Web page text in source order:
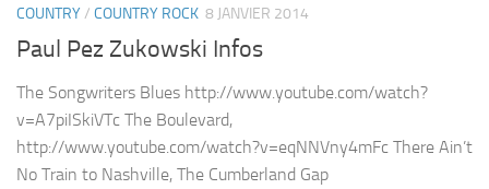
COUNTRY/ COUNTRY ROCK 8 JANVIER 2014
Paul Pez Zukowski Infos
The Songwriters Blues http://www.youtube.com/watch?
v=A7piISkiVTc The Boulevard,
http://www.youtube.com/watch?v=eqNNVny4mFc There Ain’t
No Train to Nashville, The Cumberland Gap